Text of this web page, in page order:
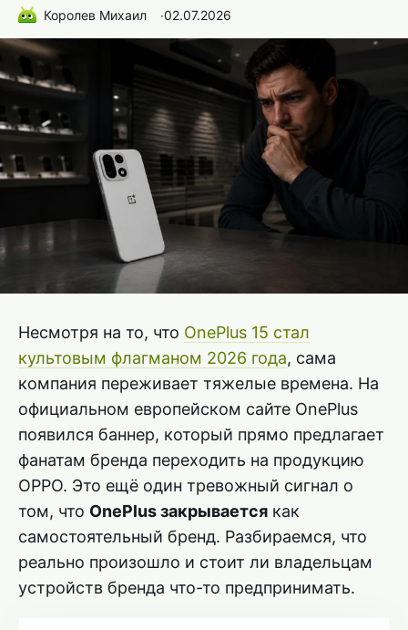
Королев Михаил ∙02.07.2026
Несмотря на то, что OnePlus 15 стал
культовым флагманом 2026 года, сама
компания переживает тяжелые времена. На
официальном европейском сайте OnePlus
появился баннер, который прямо предлагает
фанатам бренда переходить на продукцию
OPPO. Это ещё один тревожный сигнал о
том, что OnePlus закрывается как
самостоятельный бренд. Разбираемся, что
реально произошло и стоит ли владельцам
устройств бренда что-то предпринимать.